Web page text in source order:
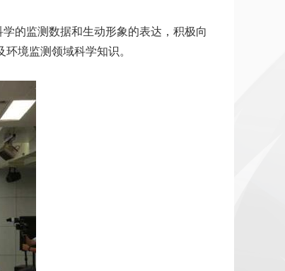
的监测数据和生动形象的表达，积极向
境监测领域科学知识。